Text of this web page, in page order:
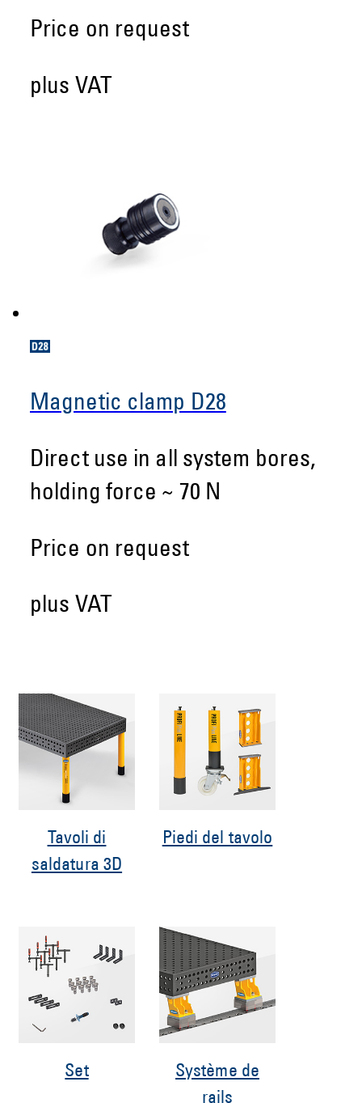
Price on request
plus VAT
Magnetic clamp D28
Direct use in all system bores,
holding force ~ 70 N
Price on request
plus VAT
Tavoli di
saldatura 3D
Piedi del tavolo
Set
Système de
rails